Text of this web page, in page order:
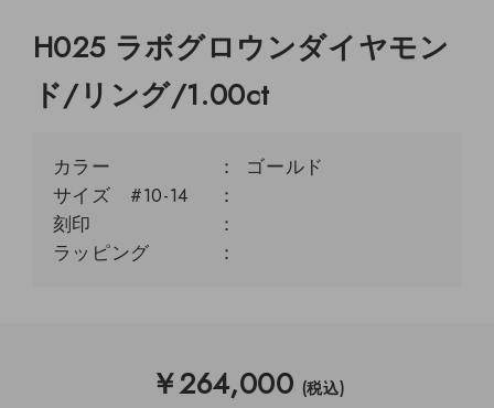
H025 ラボグロウンダイヤモン
ド/リング/1.00ct
カラー
ゴールド
サイズ #10-14
刻印
ラッピング
￥264,000 (税込)